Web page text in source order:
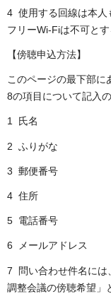
4 使用する回線は本人
フリーWi-Fiは不可とす
【傍聴申込方法】
このページの最下部に
8の項目について記入
1 氏名
2 ふりがな
3 郵便番号
4 住所
5 電話番号
6 メールアドレス
7 問い合わせ件名には
調整会議の傍聴希望」